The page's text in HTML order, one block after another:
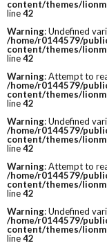
content/themes/
line42
Warning: Undefined
/home/r0144579/
content/themes/
line42
Warning: Attempt to
/home/r0144579/
content/themes/
line42
Warning: Undefined
/home/r0144579/
content/themes/
line42
Warning: Attempt to
/home/r0144579/
content/themes/
line42
Warning: Undefined
/home/r0144579/
content/themes/
line42